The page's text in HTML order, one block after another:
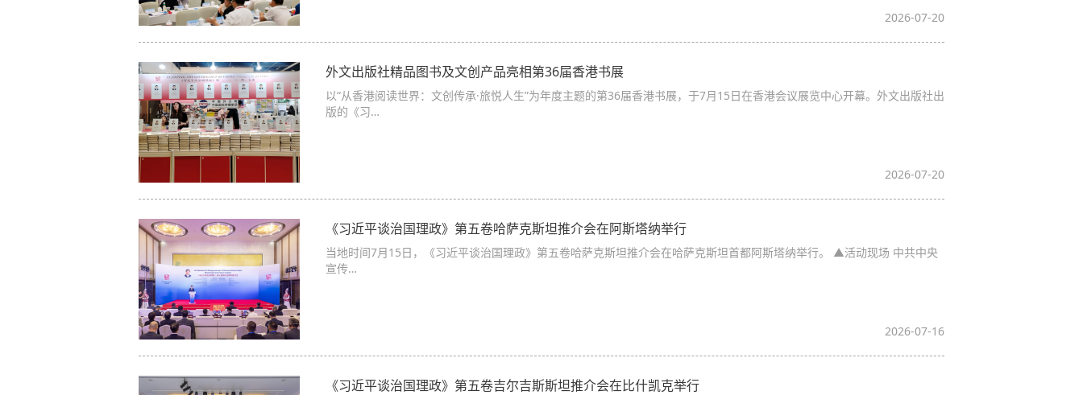
2026-07-20
外文出版社精品图书及文创产品亮相第36届香港书展
以“从香港阅读世界：文创传承·旅悦人生”为年度主题的第36届香港书展，于7月15日在香港会议展览中心开幕。外文出版社出
版的《习…
2026-07-20
《习近平谈治国理政》第五卷哈萨克斯坦推介会在阿斯塔纳举行
当地时间7月15日，《习近平谈治国理政》第五卷哈萨克斯坦推介会在哈萨克斯坦首都阿斯塔纳举行。 ▲活动现场 中共中央
宣传…
2026-07-16
《习近平谈治国理政》第五卷吉尔吉斯斯坦推介会在比什凯克举行